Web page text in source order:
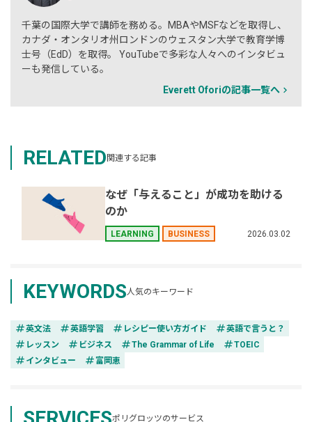
千葉の国際大学で講師を務める。MBAやMSFなどを取得し、
カナダ・オンタリオ州ロンドンのウェスタン大学で教育学博
士号（EdD）を取得。 YouTubeで多彩な人々へのインタビュ
ーも発信している。
Everett Oforiの記事一覧へ
RELATED 関連する記事
なぜ「与えること」が成功を助ける
のか
LEARNING BUSINESS 2026.03.02
KEYWORDS 人気のキーワード
tag英文法 tag英語学習 tag レシピー使い方ガイド tag英語で言うと？
tag レッスン tag ビジネス tagThe Grammar of Life tagTOEIC
tag インタビュー tag富岡恵
ポリグロッツのサービス